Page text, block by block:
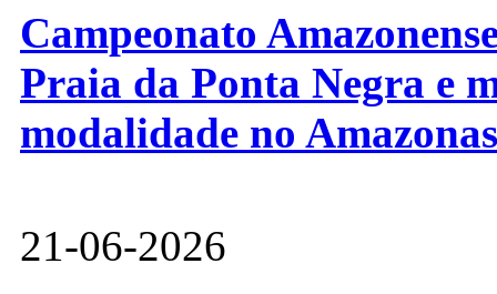
Campeonato
Praia da Ponta Negra e
modalidade no Amazonas
21-06-2026